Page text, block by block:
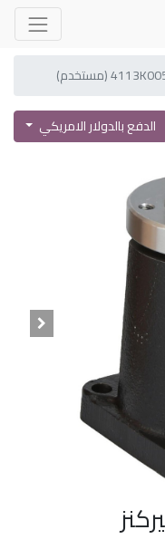
الدفع بالدولار الامريكي